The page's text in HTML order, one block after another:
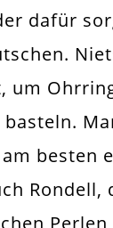
dafür
um
besten
Rondell,
Perlen